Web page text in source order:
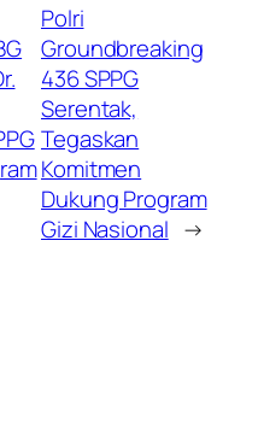
Polri
Groundbreaking
436 SPPG
Serentak,
Tegaskan
Komitmen
Dukung Program
Gizi Nasional →